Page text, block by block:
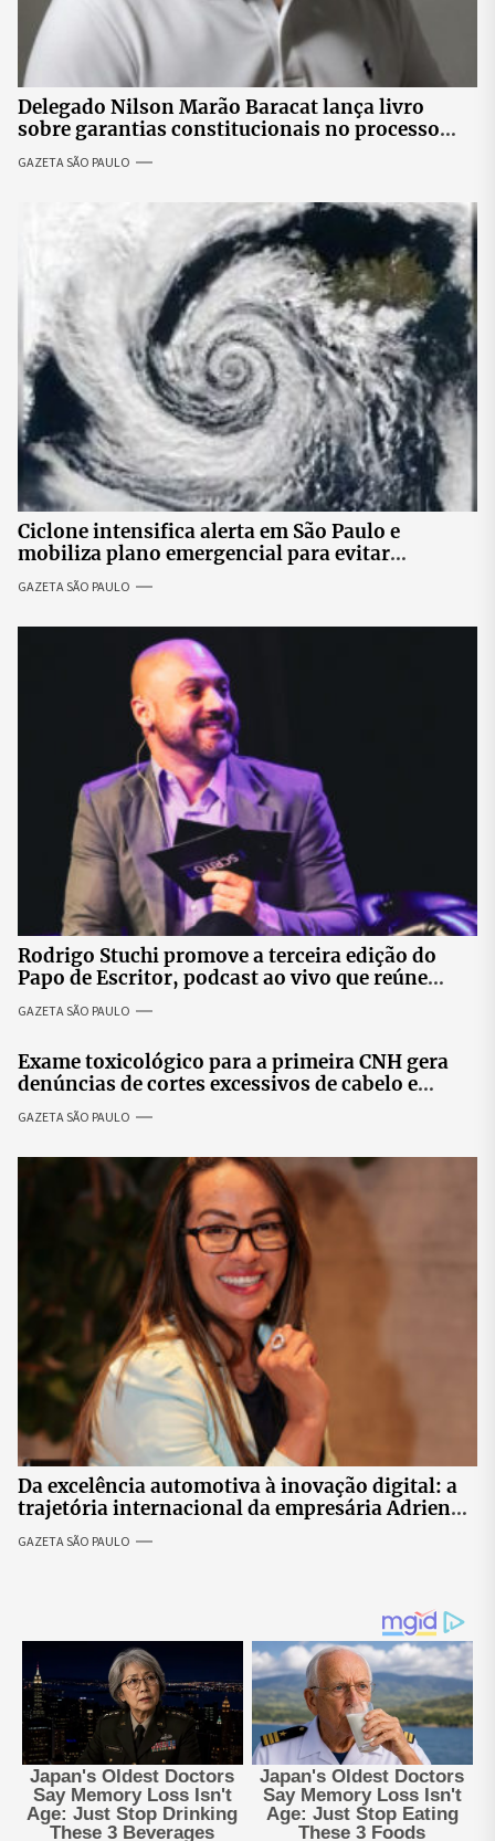
Delegado Nilson Marão Baracat lança livro
sobre garantias constitucionais no processo
penal brasileiro
GAZETA SÃO PAULO
Ciclone intensifica alerta em São Paulo e
mobiliza plano emergencial para evitar
impactos no fornecimento de energia
GAZETA SÃO PAULO
Rodrigo Stuchi promove a terceira edição do
Papo de Escritor, podcast ao vivo que reúne
especialistas para discutir saúde mental e
prosperidade.
GAZETA SÃO PAULO
Exame toxicológico para a primeira CNH gera
denúncias de cortes excessivos de cabelo e
revolta entre candidatas
GAZETA SÃO PAULO
Da excelência automotiva à inovação digital: a
trajetória internacional da empresária Adriene
GAZETA SÃO PAULO